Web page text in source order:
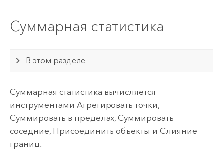
Суммарная статистика
В этом разделе
Суммарная статистика вычисляется
инструментами Агрегировать точки,
Суммировать в пределах, Суммировать
соседние, Присоединить объекты и Слияние
границ.